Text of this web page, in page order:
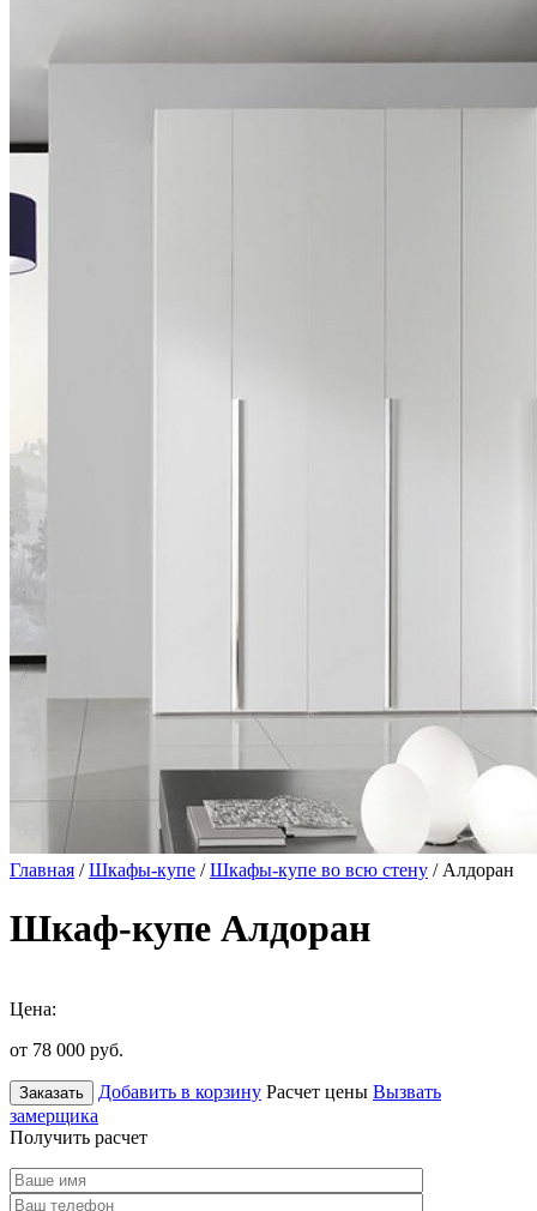
Главная /Шкафы-купе /Шкафы-купе во всю стену / Алдоран
Шкаф-купе Алдоран
Цена:
от 78 000 руб.
Заказать Добавить в корзину Расчет цены Вызвать
замерщика
Получить расчет